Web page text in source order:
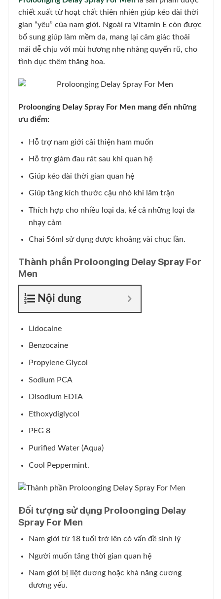
chiết xuất từ ​​hoạt chất thiên nhiên giúp kéo dài thời
gian “yêu” của nam giới. Ngoài ra Vitamin E còn được
bổ sung giúp làm mềm da, mang lại cảm giác thoải
mái dễ chịu với mùi hương nhẹ nhàng quyến rũ, cho
tình dục thêm thăng hoa.
Proloonging Delay Spray For Men mang đến những
ưu điểm:
Hỗ trợ nam giới cải thiện ham muốn
Hỗ trợ giảm đau rát sau khi quan hệ
Giúp kéo dài thời gian quan hệ
Giúp tăng kích thước cậu nhỏ khi lâm trận
Thích hợp cho nhiều loại da, kể cả những loại da
nhạy cảm
Chai 56ml sử dụng được khoảng vài chục lần.
Thành phần Proloonging Delay Spray For
Men
Nội dung
Lidocaine
Benzocaine
Propylene Glycol
Sodium PCA
Disodium EDTA
Ethoxydiglycol
PEG 8
Purified Water (Aqua)
Cool Peppermint.
Đối tượng sử dụng Proloonging Delay
Spray For Men
Nam giới từ 18 tuổi trở lên có vấn đề sinh lý
Người muốn tăng thời gian quan hệ
Nam giới bị liệt dương hoặc khả năng cương
dương yếu.